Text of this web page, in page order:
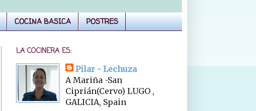
COCINA BASICA POSTRES
LA COCINERA ES:
Pilar - Lechuza
A Mariña -San
Ciprián(Cervo) LUGO ,
GALICIA, Spain